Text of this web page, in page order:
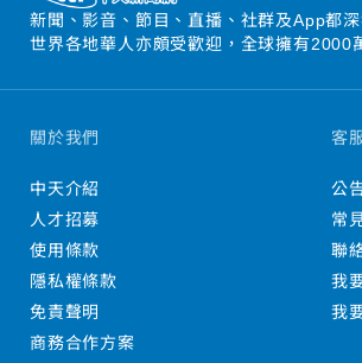
新聞、影音、節目、直播、社群及App都
世界各地華人亦頗受歡迎，全球擁有2000
關於我們
中天介紹
人才招募
使用條款
隱私權條款
免責聲明
商務合作方案
客
公
常
聯
我
我